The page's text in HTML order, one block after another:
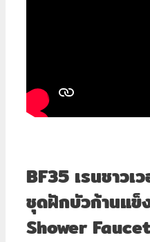
BF35 เรนชาว
ชุดฝักบัวก้านแข็
Shower